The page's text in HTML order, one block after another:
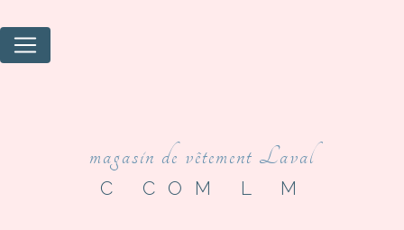
magasin de vêtement Laval
C COM L M